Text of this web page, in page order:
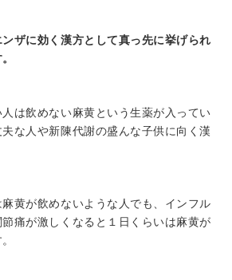
ザに効く漢方として真っ先に挙げられ
は飲めない麻黄という生薬が入ってい
な人や新陳代謝の盛んな子供に向く漢
黄が飲めないような人でも、インフル
痛が激しくなると１日くらいは麻黄が